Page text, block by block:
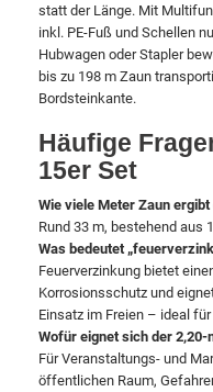
statt der Länge. Mit
inkl. PE-Fuß und Schellen
Hubwagen oder Stapler
bis zu 198 m Zaun
Bordsteinkante.
Häufige
15er Set
Wie viele Meter Zaun
Rund 33 m, bestehend aus
Was bedeutet
Feuerverzinkung bietet
Korrosionsschutz und
Einsatz im Freien – ideal
Wofür eignet sich der
Für Veranstaltungs- und
öffentlichen Raum,